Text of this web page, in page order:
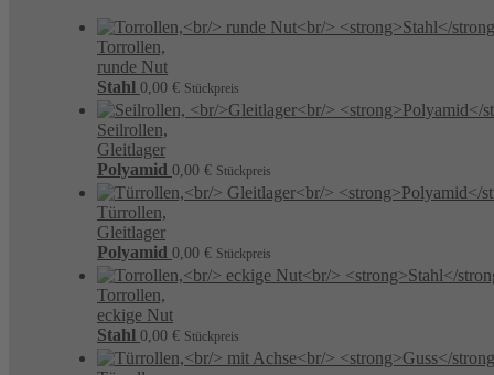
Torrollen,
runde Nut
Stahl 0,00 € Stückpreis
Seilrollen,
Gleitlager
Polyamid 0,00 € Stückpreis
Türrollen,
Gleitlager
Polyamid 0,00 € Stückpreis
Torrollen,
eckige Nut
Stahl 0,00 € Stückpreis